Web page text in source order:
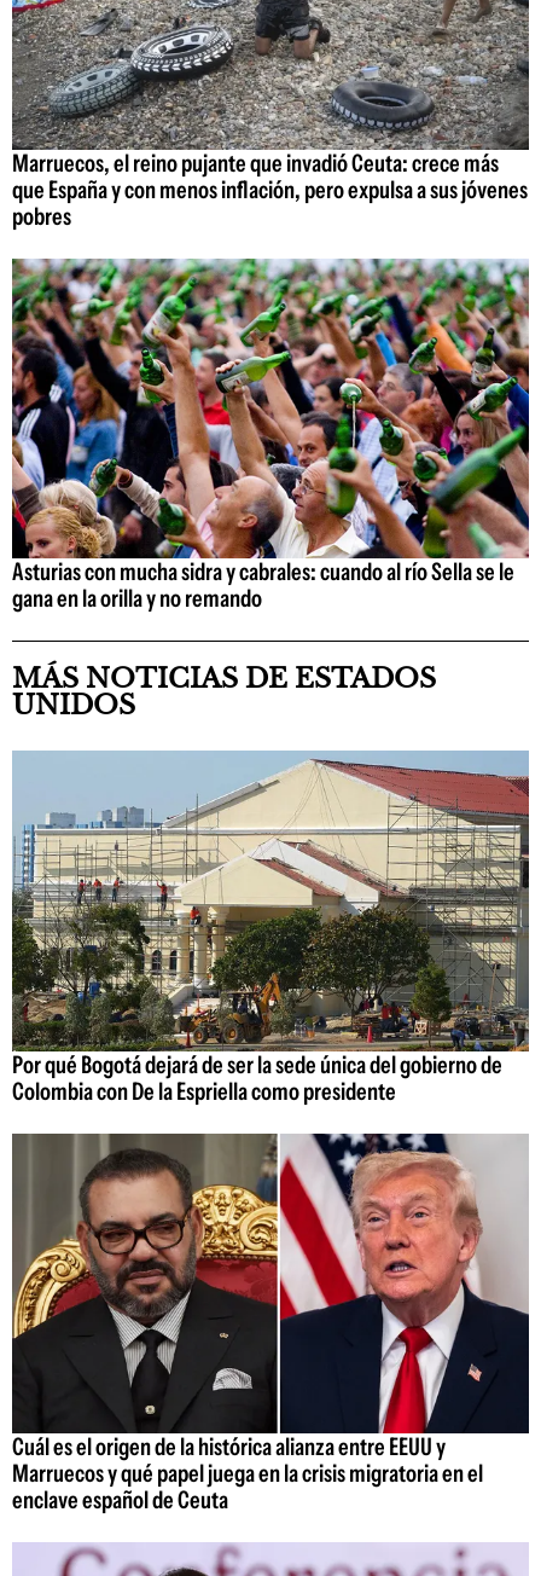
Marruecos, el reino pujante que invadió Ceuta: crece más
que España y con menos inflación, pero expulsa a sus jóvenes
pobres
Asturias con mucha sidra y cabrales: cuando al río Sella se le
gana en la orilla y no remando
MÁS NOTICIAS DE ESTADOS
UNIDOS
Por qué Bogotá dejará de ser la sede única del gobierno de
Colombia con De la Espriella como presidente
Cuál es el origen de la histórica alianza entre EEUU y
Marruecos y qué papel juega en la crisis migratoria en el
enclave español de Ceuta